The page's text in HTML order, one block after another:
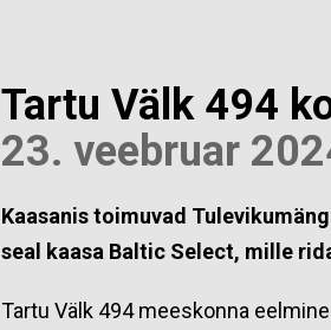
Tartu Välk 494
23. veebruar
Kaasanis toimuvad
seal kaasa Baltic Select, mille
Tartu Välk 494 meeskonna